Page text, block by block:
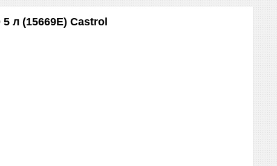
л (15669E) Castrol